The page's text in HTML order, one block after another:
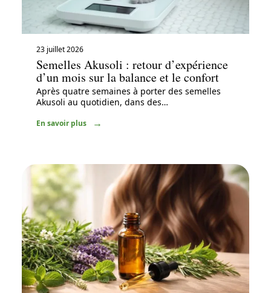
23 juillet 2026
Semelles Akusoli : retour d’expérience
d’un mois sur la balance et le confort
Après quatre semaines à porter des semelles
Akusoli au quotidien, dans des…
En savoir plus